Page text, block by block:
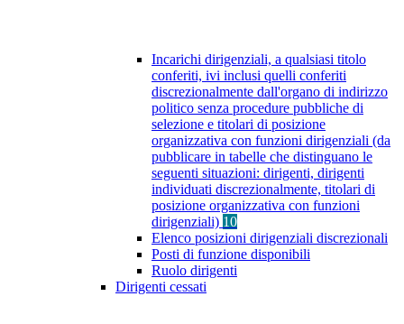
Incarichi dirigenziali, a qualsiasi titolo
conferiti, ivi inclusi quelli conferiti
discrezionalmente dall'organo di indirizzo
politico senza procedure pubbliche di
selezione e titolari di posizione
organizzativa con funzioni dirigenziali (da
pubblicare in tabelle che distinguano le
seguenti situazioni: dirigenti, dirigenti
individuati discrezionalmente, titolari di
posizione organizzativa con funzioni
dirigenziali) 10
Elenco posizioni dirigenziali discrezionali
Posti di funzione disponibili
Ruolo dirigenti
Dirigenti cessati